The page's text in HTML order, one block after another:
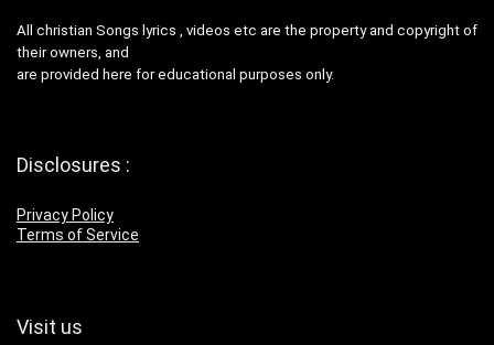
All christian Songs lyrics , videos etc are the property and copyright of
their owners, and
are provided here for educational purposes only.
Disclosures :
Privacy Policy
Terms of Service
Visit us